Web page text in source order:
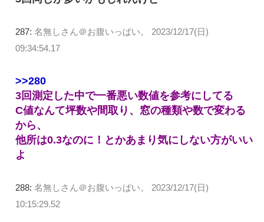
287: 名無しさん＠お腹いっぱい。
2023/12/17(日)
09:34:54.17
>>280
3回測定した中で一番悪い数値を参考にしてる
C値なんて坪数や間取り、窓の種類や数で変わる
から、
他所は0.3なのに！とかあまり気にしない方がいい
よ
288: 名無しさん＠お腹いっぱい。
2023/12/17(日)
10:15:29.52